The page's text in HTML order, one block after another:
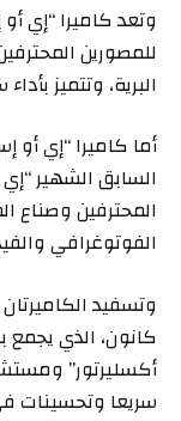
للمصورين
البرية، وتتميز
المحترفين وصناع
الفوتوغرافي
وتسفيد
كانون، الذي
أكسليرتور”
سريعا وتحسينات